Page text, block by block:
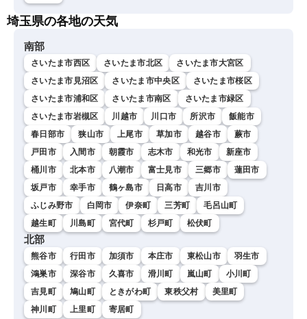
埼玉県の各地の天気
南部
さいたま市西区 さいたま市北区
さいたま市大宮区
さいたま市見沼区
さいたま市中央区
さいたま市桜区
さいたま市浦和区
さいたま市南区
さいたま市緑区
さいたま市岩槻区
川越市 川口市 所沢市
飯能市
春日部市
狭山市 上尾市 草加市 越谷市
蕨市
戸田市
入間市 朝霞市 志木市 和光市
新座市
桶川市
北本市 八潮市 富士見市 三郷市
蓮田市
坂戸市
幸手市 鶴ヶ島市 日高市
吉川市
ふじみ野市
白岡市 伊奈町 三芳町
毛呂山町
越生町
川島町 宮代町 杉戸町 松伏町
北部
熊谷市 行田市 加須市 本庄市 東松山市
羽生市
鴻巣市
深谷市 久喜市 滑川町 嵐山町
小川町
吉見町
鳩山町 ときがわ町 東秩父村
美里町
神川町
上里町 寄居町